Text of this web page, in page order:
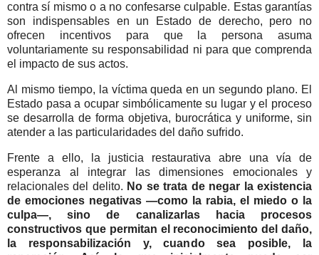
contra sí mismo o a no confesarse culpable. Estas garantías
son indispensables en un Estado de derecho, pero no
ofrecen incentivos para que la persona asuma
voluntariamente su responsabilidad ni para que comprenda
el impacto de sus actos.
Al mismo tiempo, la víctima queda en un segundo plano. El
Estado pasa a ocupar simbólicamente su lugar y el proceso
se desarrolla de forma objetiva, burocrática y uniforme, sin
atender a las particularidades del daño sufrido.
Frente a ello, la justicia restaurativa abre una vía de
esperanza al integrar las dimensiones emocionales y
relacionales del delito. No se trata de negar la existencia
de emociones negativas —como la rabia, el miedo o la
culpa—, sino de canalizarlas hacia procesos
constructivos que permitan el reconocimiento del daño,
la responsabilización y, cuando sea posible, la